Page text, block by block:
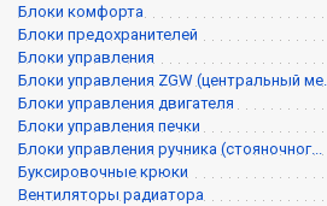
Блоки комфорта
Блоки предохранителей
Блоки управления
Блоки управления ZGW (центральный ме...
Блоки управления двигателя
Блоки управления печки
Блоки управления ручника (стояночног...
Буксировочные крюки
Вентиляторы радиатора